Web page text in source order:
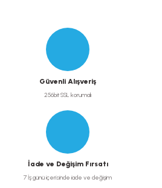
Güvenli Alışveriş
256bit SSL korumalı
İade ve Değişim Fırsatı
7 İş günü içerisinde iade ve değişim